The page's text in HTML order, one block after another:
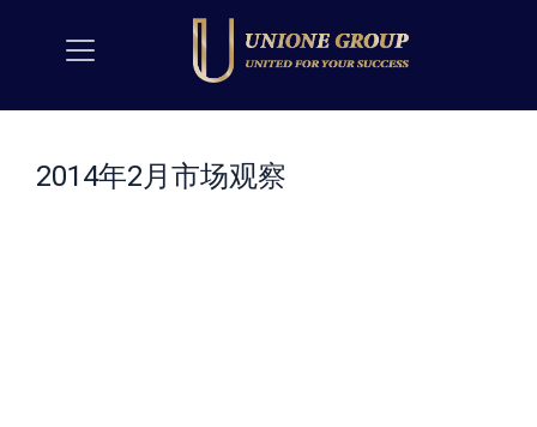
2014年2月市场观察